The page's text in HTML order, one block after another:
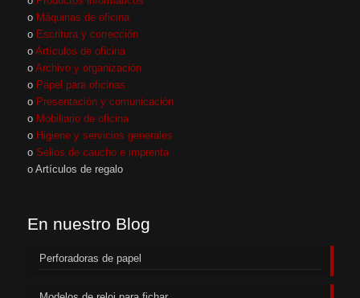
o Máquinas de oficina
o Escritura y corrección
o Artículos de oficina
oArchivo y organización
o Papel para oficinas
o Presentación y comunicación
o Mobiliario de oficina
o Higiene y servicios generales
o Sellos de caucho e imprenta
o Artículos de regalo
En nuestro Blog
Perforadoras de papel